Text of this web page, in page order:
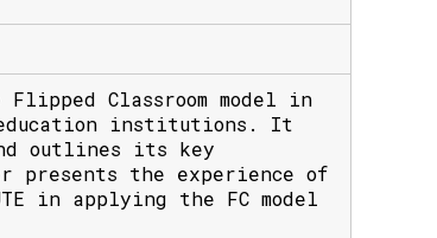
Classroom model in
education institutions. It
outlines its key
presents the experience of
in applying the FC model